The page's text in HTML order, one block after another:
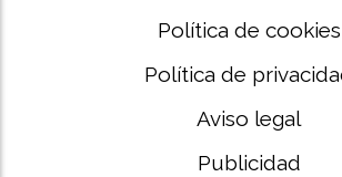
Política de cookies
Política de
Aviso legal
Publicidad